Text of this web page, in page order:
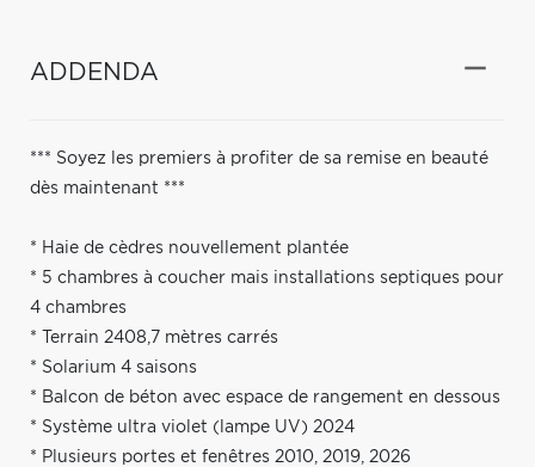
ADDENDA
*** Soyez les premiers à profiter de sa remise en beauté
dès maintenant ***
* Haie de cèdres nouvellement plantée
* 5 chambres à coucher mais installations septiques pour
4 chambres
* Terrain 2408,7 mètres carrés
* Solarium 4 saisons
* Balcon de béton avec espace de rangement en dessous
* Système ultra violet (lampe UV) 2024
* Plusieurs portes et fenêtres 2010, 2019, 2026